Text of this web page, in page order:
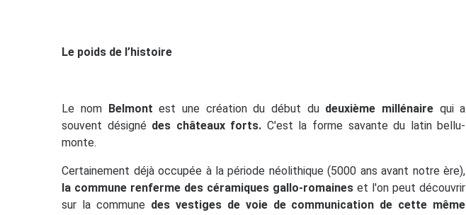
Le poids de l’histoire
Le nom Belmont est une création du début du deuxième millénairequi a
souvent désigné des châteaux forts. C'est la forme savante du latin bellu-
monte.
Certainement déjà occupée à la période néolithique (5000 ans avant notre ère),
la commune renferme des céramiques gallo-romaines et l'on peut découvrir
sur la commune des vestiges de voie de communication de cette même